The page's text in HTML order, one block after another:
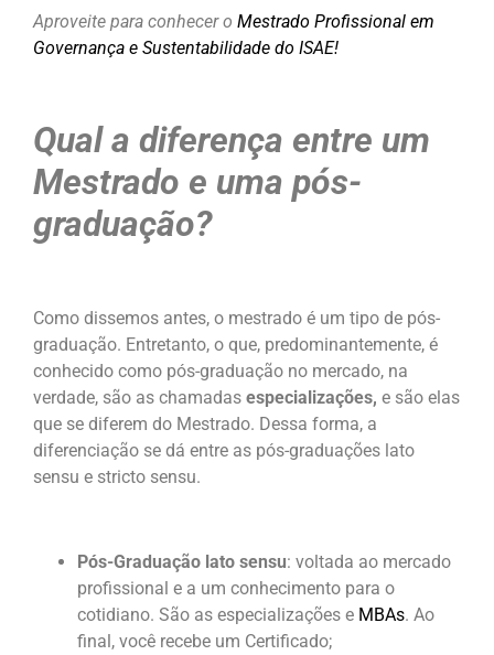
Aproveite para conhecer o Mestrado Profissional em
Governança e Sustentabilidade do ISAE!
Qual a diferença entre um
Mestrado e uma pós-
graduação?
Como dissemos antes, o mestrado é um tipo de pós-
graduação. Entretanto, o que, predominantemente, é
conhecido como pós-graduação no mercado, na
verdade, são as chamadas especializações, e são elas
que se diferem do Mestrado. Dessa forma, a
diferenciação se dá entre as pós-graduações lato
sensu e stricto sensu.
Pós-Graduação lato sensu: voltada ao mercado
profissional e a um conhecimento para o
cotidiano. São as especializações e MBAs. Ao
final, você recebe um Certificado;